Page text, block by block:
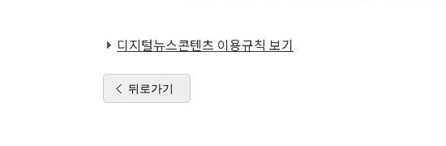
디지털뉴스콘텐츠 이용규칙 보기
뒤로가기